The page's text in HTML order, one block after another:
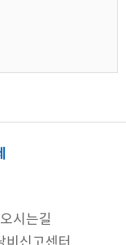
오시는길